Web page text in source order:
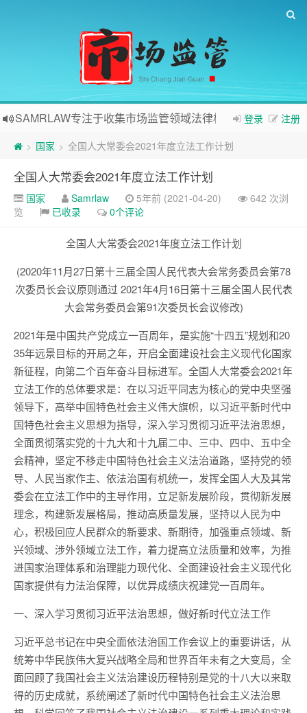
登录 注册
SAMRLAW专注于收集市场监管领域法律相关内容
> 国家 > 全国人大常委会2021年度立法工作计划
全国人大常委会2021年度立法工作计划
国家 Samrlaw 5年前 (2021-04-20)
642 次浏
览
已收录 0个评论
全国人大常委会2021年度立法工作计划
(2020年11月27日第十三届全国人民代表大会常务委员会第78
次委员长会议原则通过 2021年4月16日第十三届全国人民代表
大会常务委员会第91次委员长会议修改)
2021年是中国共产党成立一百周年，是实施“十四五”规划和20
35年远景目标的开局之年，开启全面建设社会主义现代化国家
新征程，向第二个百年奋斗目标进军。全国人大常委会2021年
立法工作的总体要求是：在以习近平同志为核心的党中央坚强
领导下，高举中国特色社会主义伟大旗帜，以习近平新时代中
国特色社会主义思想为指导，深入学习贯彻习近平法治思想，
全面贯彻落实党的十九大和十九届二中、三中、四中、五中全
会精神，坚定不移走中国特色社会主义法治道路，坚持党的领
导、人民当家作主、依法治国有机统一，发挥全国人大及其常
委会在立法工作中的主导作用，立足新发展阶段，贯彻新发展
理念，构建新发展格局，推动高质量发展，坚持以人民为中
心，积极回应人民群众的新要求、新期待，加强重点领域、新
兴领域、涉外领域立法工作，着力提高立法质量和效率，为推
进国家治理体系和治理能力现代化、全面建设社会主义现代化
国家提供有力法治保障，以优异成绩庆祝建党一百周年。
一、深入学习贯彻习近平法治思想，做好新时代立法工作
习近平总书记在中央全面依法治国工作会议上的重要讲话，从
统筹中华民族伟大复兴战略全局和世界百年未有之大变局，全
面回顾了我国社会主义法治建设历程特别是党的十八大以来取
得的历史成就，系统阐述了新时代中国特色社会主义法治思